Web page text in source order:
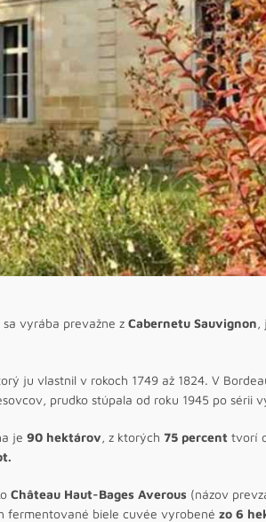
vyrába prevažne z Cabernetu Sauvignon,
ju vlastnil v rokoch 1749 až 1824. V
prudko stúpala od roku 1945 po sérii
je 90 hektárov, z ktorých 75 percent tvorí
Château Haut-Bages Averous (názov
fermentované biele cuvée vyrobené zo 6